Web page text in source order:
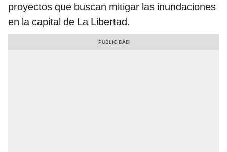
proyectos que buscan mitigar las inundaciones
en la capital de La Libertad.